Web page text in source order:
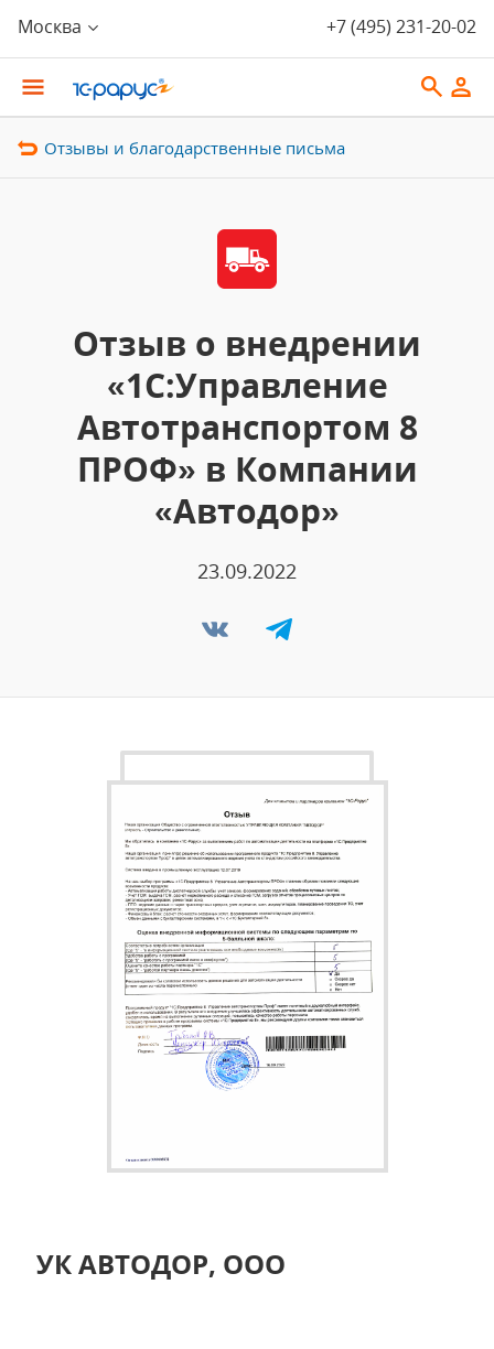
Москва +7 (495) 231-20-02
Отзывы и благодарственные письма
Отзыв о внедрении
«1С:Управление
Автотранспортом 8
ПРОФ» в Компании
«Автодор»
23.09.2022
УК АВТОДОР, ООО